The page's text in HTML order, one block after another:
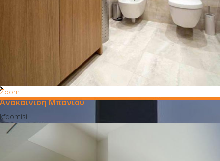
Zoom
Ανακαίνιση Μπάνιου
kfdomisi